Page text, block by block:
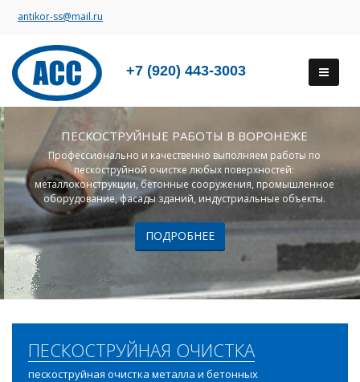
antikor-ss@mail.ru
+7 (920) 443-3003
ПЕСКОСТРУЙНЫЕ РАБОТЫ В ВОРОНЕЖЕ
Профессионально и качественно выполняем работы по
пескоструйной очистке любых поверхностей:
металлоконструкции, бетонные сооружения, промышленное
оборудование, фасады зданий, индустриальные объекты.
ПОДРОБНЕЕ
ПЕСКОСТРУЙНАЯ ОЧИСТКА
пескоструйная очистка металла и бетонных